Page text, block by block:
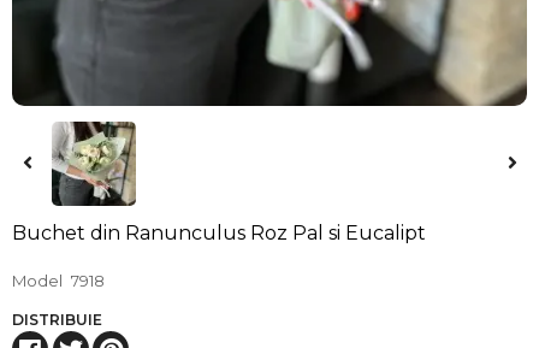
Buchet din Ranunculus Roz Pal si Eucalipt
Model 7918
DISTRIBUIE